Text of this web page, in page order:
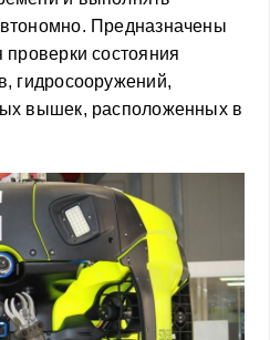
Предназначены
проверки состояния
гидросооружений,
вышек, расположенных в